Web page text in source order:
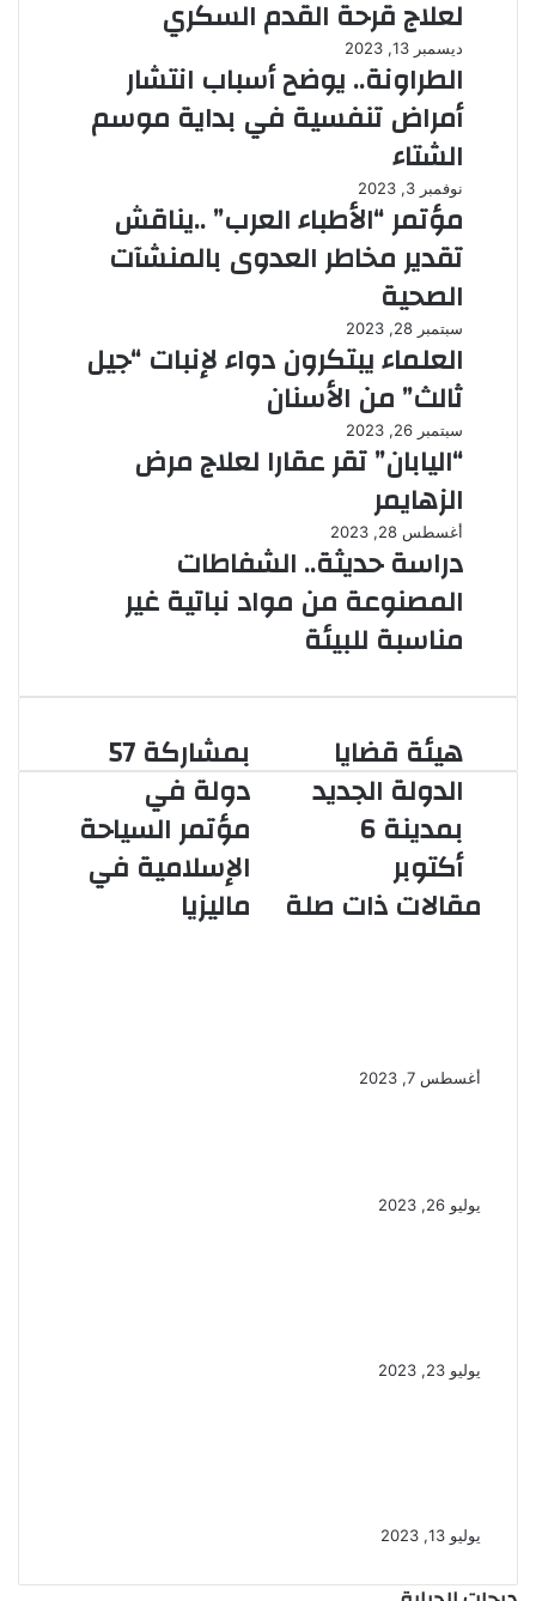
لعلاج قرحة القدم السكري
ديسمبر 13, 2023
الطراونة.. يوضح أسباب انتشار
أمراض تنفسية في بداية موسم
الشتاء
نوفمبر 3, 2023
مؤتمر “الأطباء العرب” ..يناقش
تقدير مخاطر العدوى بالمنشآت
الصحية
سبتمبر 28, 2023
العلماء يبتكرون دواء لإنبات “جيل
ثالث” من الأسنان
سبتمبر 26, 2023
“اليابان” تقر عقارا لعلاج مرض
الزهايمر
أغسطس 28, 2023
دراسة حديثة.. الشفاطات
المصنوعة من مواد نباتية غير
مناسبة للبيئة
بمشاركة
57
دولة
في
مؤتمر
السياحة
الإسلامية
في
بمشاركة 57
دولة في
مؤتمر السياحة
الإسلامية في
ماليزيا
هيئة
قضايا
الدولة
الجديد
بمدينة
أكتوبر
هيئة قضايا
الدولة الجديد
بمدينة 6
أكتوبر
مقالات ذات صلة
أغسطس 7, 2023
يوليو 26, 2023
يوليو 23, 2023
يوليو 13, 2023